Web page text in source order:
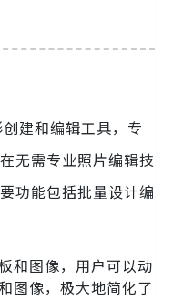
建和编辑工具，专
无需专业照片编辑技
功能包括批量设计编
和图像，用户可以动
图像，极大地简化了